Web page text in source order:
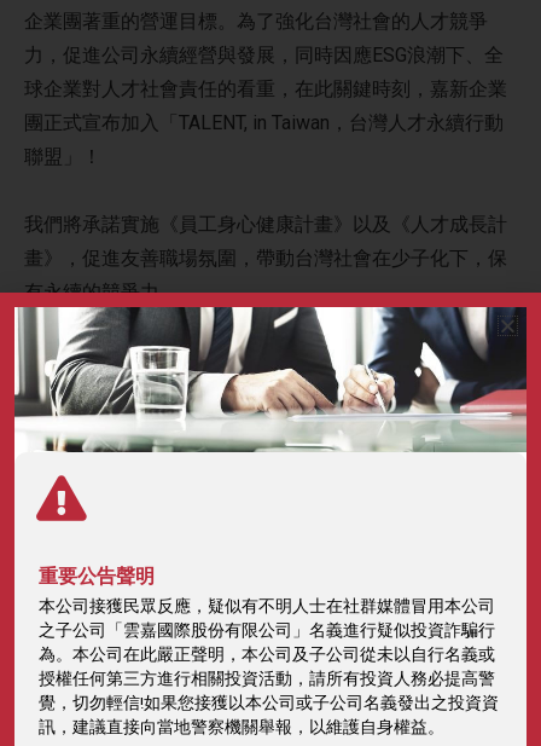
企業團著重的營運目標。為了強化台灣社會的人才競爭
力，促進公司永續經營與發展，同時因應ESG浪潮下、全
球企業對人才社會責任的看重，在此關鍵時刻，嘉新企業
團正式宣布加入「TALENT, in Taiwan，台灣人才永續行動
聯盟」！
我們將承諾實施《員工身心健康計畫》以及《人才成長計
畫》，促進友善職場氛圍，帶動台灣社會在少子化下，保
有永續的競爭力。
2020年covid19疫情襲來，健康意議抬頭，嘉新推動「健
康年」三年計劃，不僅防疫也加強同仁身心健康。如:優化
並提高員工健康檢查預算、倡導員工每週三蔬食日、成立
2019年，修訂績效管理辦法，以配合個別員工職涯發展，
並推行MA儲備主管計畫；2020年新訂員工調任申請辦
法、晉升作業辦法，以及教育訓練辦法，強化個人發展之
機制與規範，鼓勵員工申請歷練不同且不限國內的職務。
接下來，我們將與《天下學習》與《Cheers快樂工作人》
及台灣100家企業持續推動與倡議，希望在不遠的未來，
重要公告聲明
本公司接獲民眾反應，疑似有不明人士在社群媒體冒用本公司
之子公司「雲嘉國際股份有限公司」名義進行疑似投資詐騙行
為。本公司在此嚴正聲明，本公司及子公司從未以自行名義或
授權任何第三方進行相關投資活動，請所有投資人務必提高警
覺，切勿輕信!如果您接獲以本公司或子公司名義發出之投資資
訊，建議直接向當地警察機關舉報，以維護自身權益。